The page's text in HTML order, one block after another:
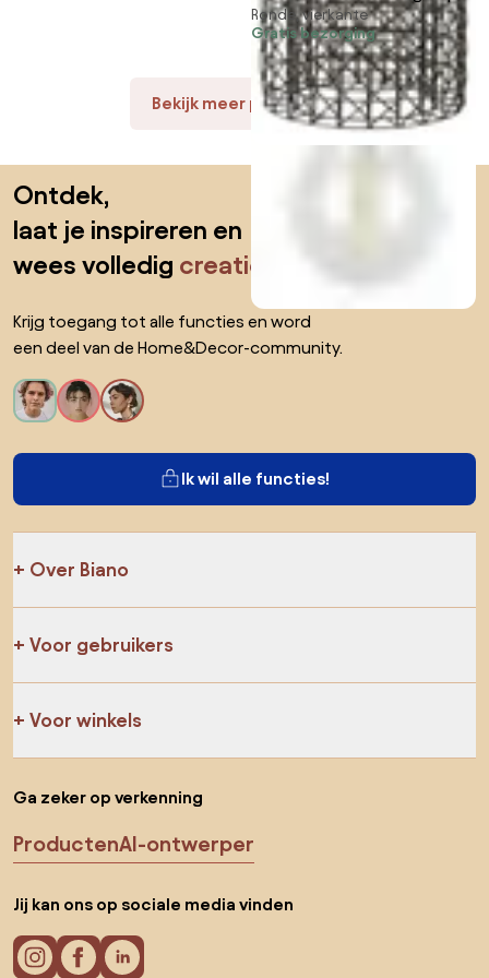
Zwart
Ronde, vierkante
Gratis bezorging
Bekijk meer producten
Ontdek,
laat je inspireren en
wees volledig creatief
Krijg toegang tot alle functies en word
een deel van de Home&Decor-community.
Ik wil alle functies!
Over Biano
Voor gebruikers
Voor winkels
Ga zeker op verkenning
ProductenAI-ontwerper
Jij kan ons op sociale media vinden